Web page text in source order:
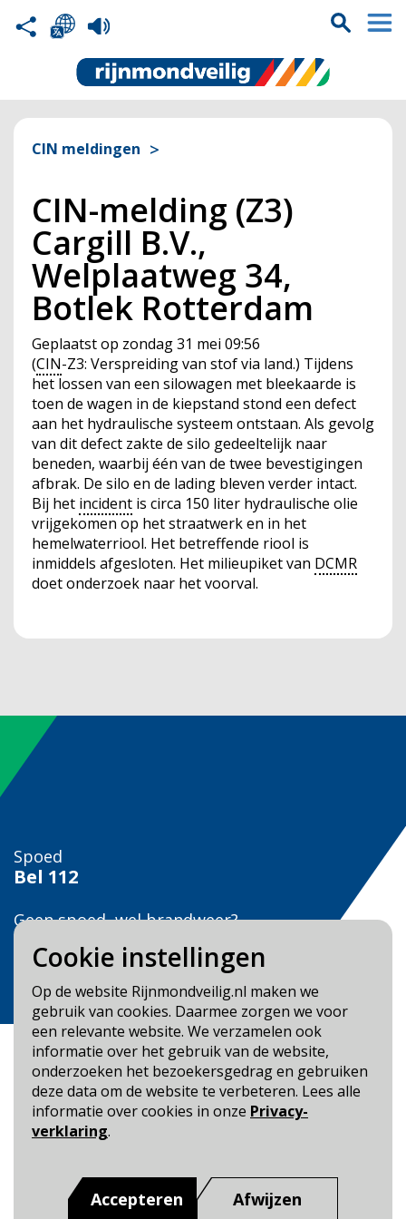
Cookie instellingen
Op de website Rijnmondveilig.nl maken we
gebruik van cookies. Daarmee zorgen we voor
een relevante website. We verzamelen ook
informatie over het gebruik van de website,
onderzoeken het bezoekersgedrag en gebruiken
deze data om de website te verbeteren. Lees alle
informatie over cookies in onze Privacy-
verklaring.
Accepteren Afwijzen
CIN meldingen
CIN-melding (Z3)
Cargill B.V.,
Welplaatweg 34,
Botlek Rotterdam
Geplaatst op zondag 31 mei 09:56
(CIN-Z3: Verspreiding van stof via land.) Tijdens
het lossen van een silowagen met bleekaarde is
toen de wagen in de kiepstand stond een defect
aan het hydraulische systeem ontstaan. Als gevolg
van dit defect zakte de silo gedeeltelijk naar
beneden, waarbij één van de twee bevestigingen
afbrak. De silo en de lading bleven verder intact.
Bij het incident is circa 150 liter hydraulische olie
vrijgekomen op het straatwerk en in het
hemelwaterriool. Het betreffende riool is
inmiddels afgesloten. Het milieupiket van DCMR
doet onderzoek naar het voorval.
Spoed
Bel 112
Geen spoed, wel brandweer?
Bel
Veilig Leven?
Bel 0900-8387
Blijf op de hoogte
Toegankelijkheid